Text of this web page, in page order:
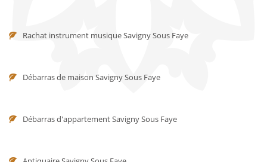
Rachat instrument musique Savigny Sous Faye
Débarras de maison Savigny Sous Faye
Débarras d'appartement Savigny Sous Faye